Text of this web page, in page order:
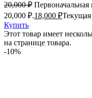
20,000₽ Первоначальная
20,000 ₽.18,000 ₽
Купить
Этот товар имеет
на странице товара.
-10%